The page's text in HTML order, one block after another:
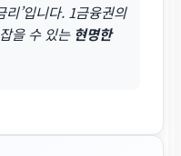
리’입니다. 1금융권의
을 수 있는 현명한